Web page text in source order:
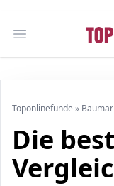
Open main menu
Toponlinefunde »
Die